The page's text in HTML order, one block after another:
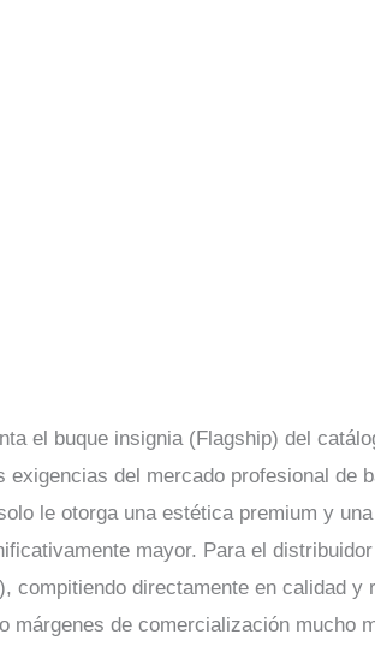
el buque insignia (Flagship) del
del mercado profesional de
le otorga una estética premium y
mayor. Para el
directamente en calidad y
de comercialización mucho